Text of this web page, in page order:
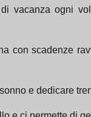
vacanza ogni
con scadenze
e dedicare